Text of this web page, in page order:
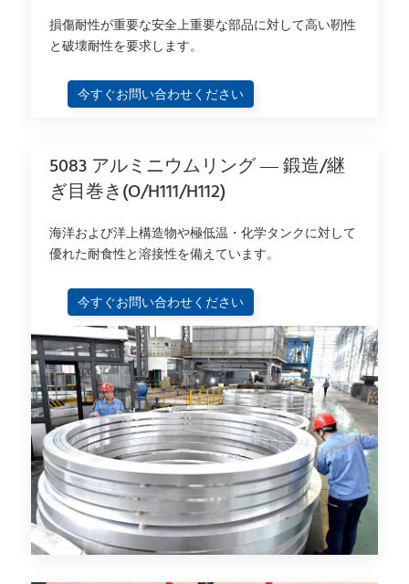
損傷耐性が重要な安全上重要な部品に対して高い靭性
と破壊耐性を要求します。
今すぐお問い合わせください
5083 アルミニウムリング — 鍛造/継
ぎ目巻き(O/H111/H112)
海洋および洋上構造物や極低温・化学タンクに対して
優れた耐食性と溶接性を備えています。
今すぐお問い合わせください